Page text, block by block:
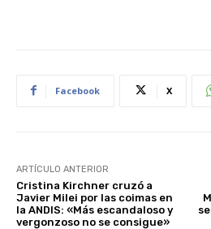
Facebook X
ARTÍCULO ANTERIOR
Cristina Kirchner cruzó a
Javier Milei por las coimas en
la ANDIS: «Más escandaloso y
vergonzoso no se consigue»